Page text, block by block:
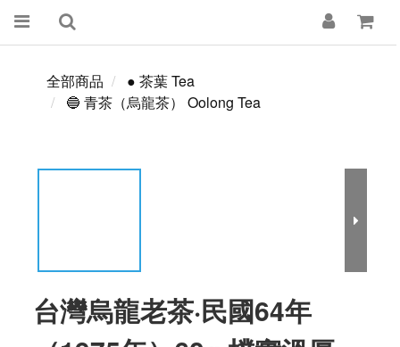
全部商品
● 茶葉 Tea
🔵 青茶（烏龍茶） Oolong Tea
台灣烏龍老茶·民國64年